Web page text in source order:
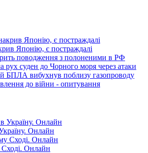
Японію, є постраждалі
поводження з полоненими в РФ
рух суден до Чорного моря через атаки
БПЛА вибухнув поблизу газопроводу
до війни - опитування
Онлайн
Онлайн